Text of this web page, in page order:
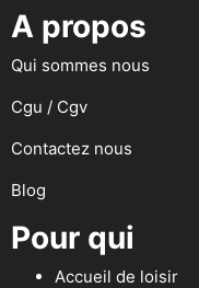
A propos
Qui sommes nous
Cgu / Cgv
Contactez nous
Blog
Pour qui
Accueil de loisir